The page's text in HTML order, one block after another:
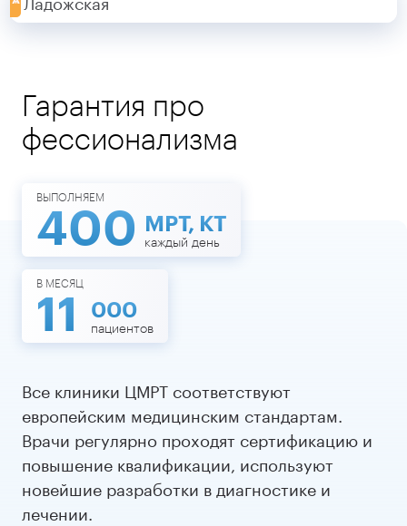
Гарантия про
фессионализма
ВЫПОЛНЯЕМ
400 МРТ, КТ
каждый день
В МЕСЯЦ
11 000
пациентов
Все клиники ЦМРТ соответствуют
европейским медицинским стандартам.
Врачи регулярно проходят сертификацию и
повышение квалификации, используют
новейшие разработки в диагностике и
лечении.